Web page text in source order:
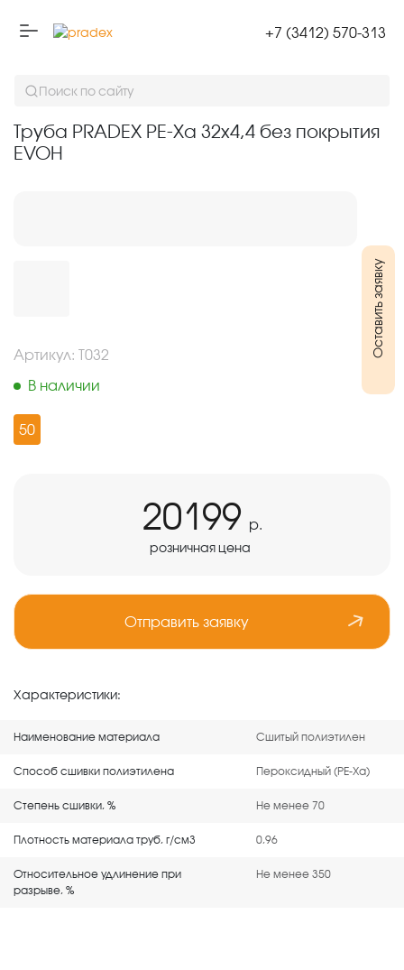
Поиск по сайту
+7 (3412) 570-313
Труба PRADEX PE-Xa 32х4,4 без покрытия
EVOH
Артикул: T032
В наличии
50
20199 р.
розничная цена
Отправить заявку
Характеристики:
Наименование материала Сшитый полиэтилен
Способ сшивки полиэтилена Пероксидный (PE-Xa)
Степень сшивки, % Не менее 70
Плотность материала труб, г/см3 0,96
Относительное удлинение при
разрыве, %
Не менее 350
Оставить заявку